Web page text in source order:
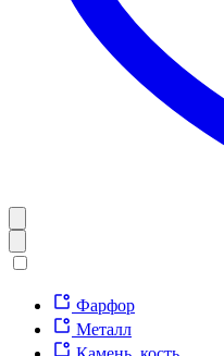
Фарфор
Металл